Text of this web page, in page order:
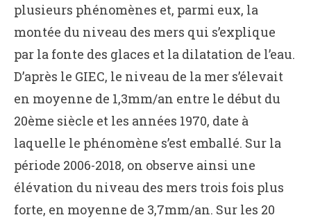
plusieurs phénomènes et, parmi eux, la
montée du niveau des mers qui s’explique
par la fonte des glaces et la dilatation de l’eau.
D’après le GIEC, le niveau de la mer s’élevait
en moyenne de 1,3mm/an entre le début du
20ème siècle et les années 1970, date à
laquelle le phénomène s’est emballé. Sur la
période 2006-2018, on observe ainsi une
élévation du niveau des mers trois fois plus
forte, en moyenne de 3,7mm/an. Sur les 20